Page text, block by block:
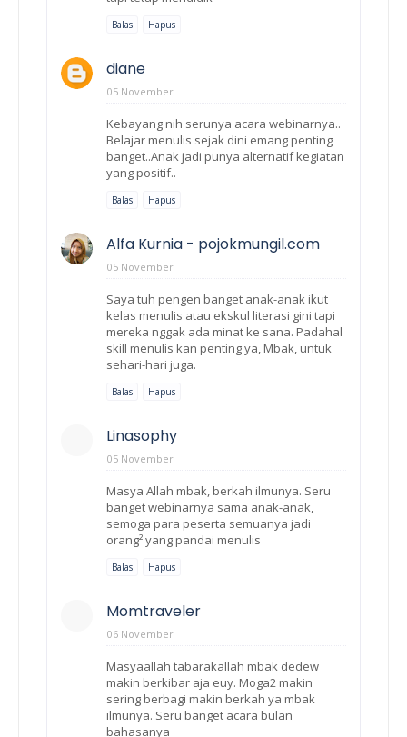
Balas Hapus
diane
05 November
Kebayang nih serunya acara webinarnya..
Belajar menulis sejak dini emang penting
banget..Anak jadi punya alternatif kegiatan
yang positif..
Balas Hapus
Alfa Kurnia - pojokmungil.com
05 November
Saya tuh pengen banget anak-anak ikut
kelas menulis atau ekskul literasi gini tapi
mereka nggak ada minat ke sana. Padahal
skill menulis kan penting ya, Mbak, untuk
sehari-hari juga.
Balas Hapus
Linasophy
05 November
Masya Allah mbak, berkah ilmunya. Seru
banget webinarnya sama anak-anak,
semoga para peserta semuanya jadi
orang² yang pandai menulis
Balas Hapus
Momtraveler
06 November
Masyaallah tabarakallah mbak dedew
makin berkibar aja euy. Moga2 makin
sering berbagi makin berkah ya mbak
ilmunya. Seru banget acara bulan
bahasanya